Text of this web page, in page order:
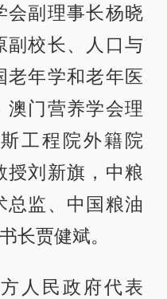
会副理事长杨晓
副校长、人口与
老年学和老年医
澳门营养学会理
工程院外籍院
授刘新旗，中粮
总监、中国粮油
长贾健斌。
人民政府代表